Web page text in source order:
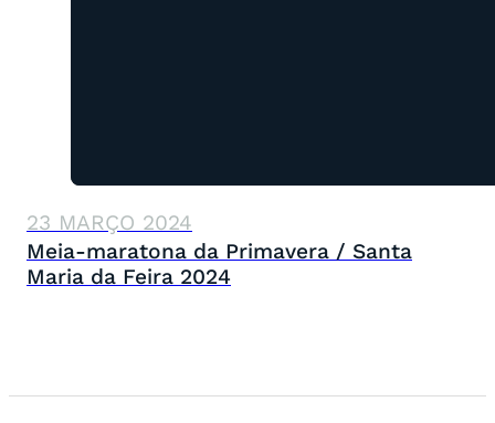
23 MARÇO 2024
Meia-maratona da Primavera / Santa
Maria da Feira 2024